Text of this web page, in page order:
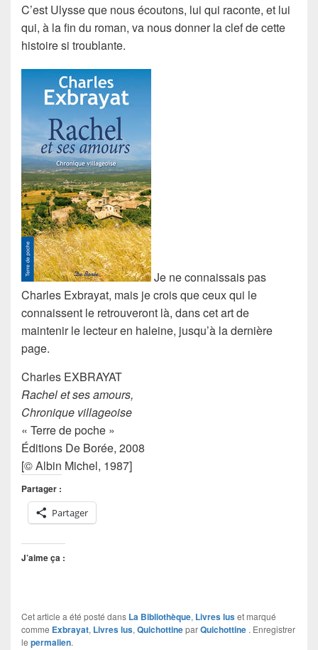
C’est Ulysseque nous écoutons, lui qui raconte, et lui
qui, à la fin du roman, va nous donner la clefde cette
histoire si troublante.
Je ne connaissais pas
Charles Exbrayat, mais je crois que ceux qui le
connaissent le retrouveront là, dans cet art de
maintenir le lecteur en haleine, jusqu’à la dernière
page.
Charles EXBRAYAT
Rachel et ses amours,
Chronique villageoise
« Terre de poche »
Éditions De Borée, 2008
[© Albin Michel, 1987]
Partager :
Partager
J’aime ça :
Cet article a été posté dans La Bibliothèque, Livres luset marqué
comme Exbrayat, Livres lus, QuichottineparQuichottine . Enregistrer
le permalien.